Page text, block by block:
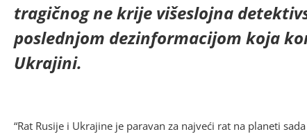
tragičnog ne krije višeslojna
poslednjom dezinformacijom koja
Ukrajini.
“Rat Rusije i Ukrajine je paravan za najveći rat na planeti